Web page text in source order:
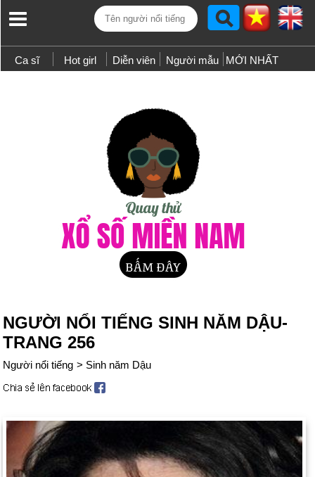
Ca sĩ Hot girl Diễn viên Người mẫu MỚI NHẤT
NGƯỜI NỔI TIẾNG SINH NĂM DẬU-
TRANG 256
Người nổi tiếng > Sinh năm Dậu